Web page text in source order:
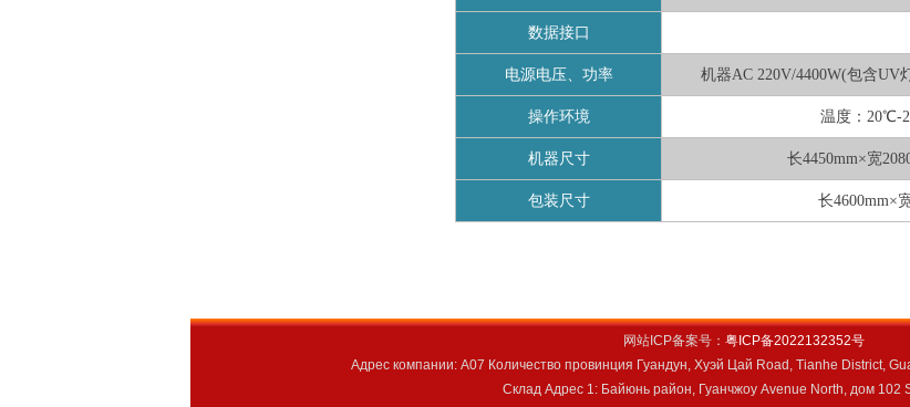
数据接口
电源电压、功率 机器AC 220V/4400W(包含UV
操作环境 温度： 20℃-
机器尺寸 长4450mm×宽
包装尺寸 长4600mm×
网站ICP备案号： 粤ICP备2022132352号
Адрес компании: A07 Количество провинция Гуандун, Хуэй Цай Road, Tianhe District,
Склад Адрес 1: Байюнь район, Гуанчжоу Avenue North, дом 102